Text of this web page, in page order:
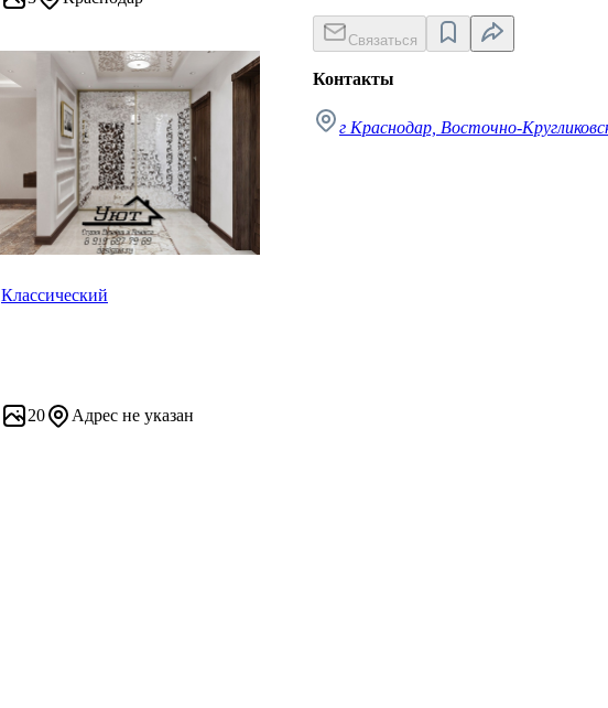
Классический
20 Адрес не указан
Связаться
Контакты
г Краснодар, Восточно-